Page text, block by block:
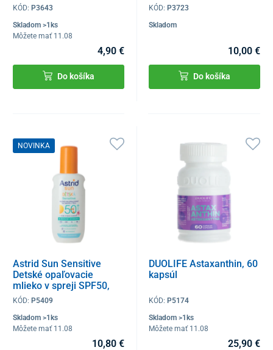
KÓD: P3643
Skladom >1ks
Môžete mať 11.08
4,90 €
Do košíka
KÓD:P3723
Skladom
10,00 €
Do košíka
NOVINKA
Astrid Sun Sensitive
Detské opaľovacie
mlieko v spreji SPF50,
150 ml
KÓD: P5409
Skladom >1ks
Môžete mať 11.08
10,80 €
DUOLIFE Astaxanthin, 60
kapsúl
KÓD:P5174
Skladom >1ks
Môžete mať 11.08
25,90 €